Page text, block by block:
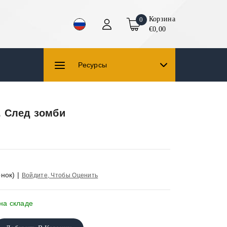
0
Корзина
€0,00
Ресурсы
След зомби
| Войдите, Чтобы Оценить
складе